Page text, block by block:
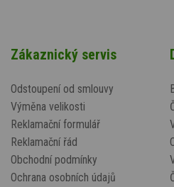
Zákaznický servis
Odstoupení od smlouvy
Výměna velikosti
Reklamační formulář
Reklamační řád
Obchodní podmínky
Ochrana osobních údajů